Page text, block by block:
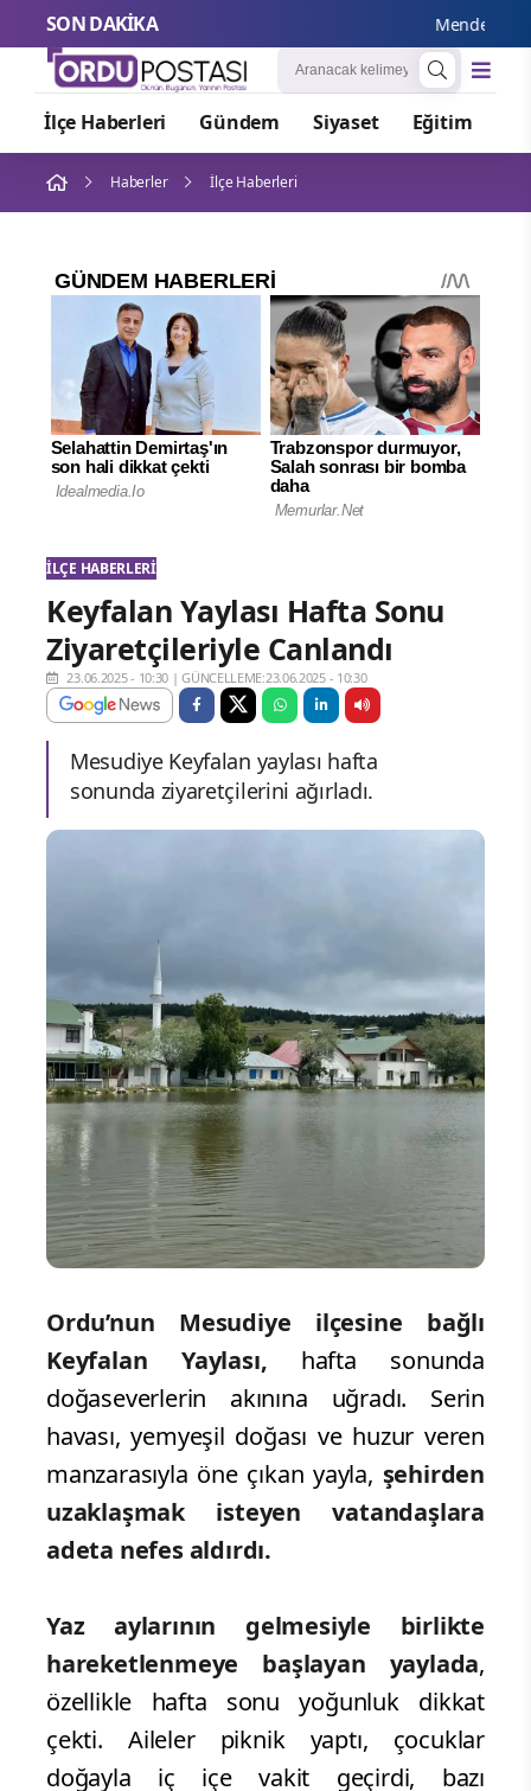
SON DAKİKA Menderes
İlçe Haberleri Gündem Siyaset Eğitim
Haberler İlçe Haberleri
İLÇE HABERLERI
Keyfalan Yaylası Hafta Sonu
Ziyaretçileriyle Canlandı
23.06.2025 - 10:30 |GÜNCELLEME:23.06.2025 - 10:30
Mesudiye Keyfalan yaylası hafta
sonunda ziyaretçilerini ağırladı.
Ordu’nun Mesudiye ilçesine bağlı
Keyfalan Yaylası, hafta sonunda
doğaseverlerin akınına uğradı. Serin
havası, yemyeşil doğası ve huzur veren
manzarasıyla öne çıkan yayla, şehirden
uzaklaşmak isteyen vatandaşlara
adeta nefes aldırdı.
Yaz aylarının gelmesiyle birlikte
hareketlenmeye başlayan yaylada,
özellikle hafta sonu yoğunluk dikkat
çekti. Aileler piknik yaptı, çocuklar
doğayla iç içe vakit geçirdi, bazı